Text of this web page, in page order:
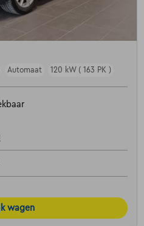
Automaat 120 kW ( 163 PK )
wagen